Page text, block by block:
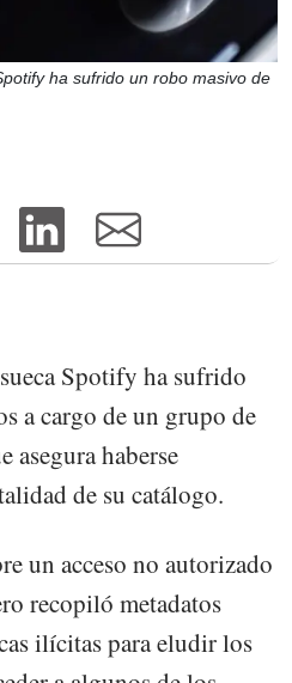
ha sufrido un robo masivo de
Spotify ha sufrido
a cargo de un grupo de
asegura haberse
de su catálogo.
un acceso no autorizado
recopiló metadatos
ilícitas para eludir los